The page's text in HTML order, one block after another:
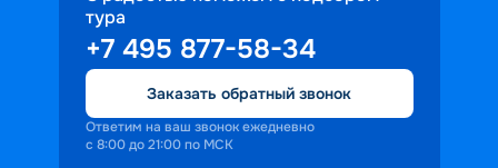
доброжелательность и заинтересованность
персонала корабля в каждом госте.
Ступая на борт теплохода, пассажиры
попадают в совершенно иную атмосферу,
где властвует тяга к приключениям и
открытиям.
тура
+7 495 877-58-34
Заказать обратный звонок
Ответим на ваш звонок ежедневно
с 8:00 до 21:00 по МСК